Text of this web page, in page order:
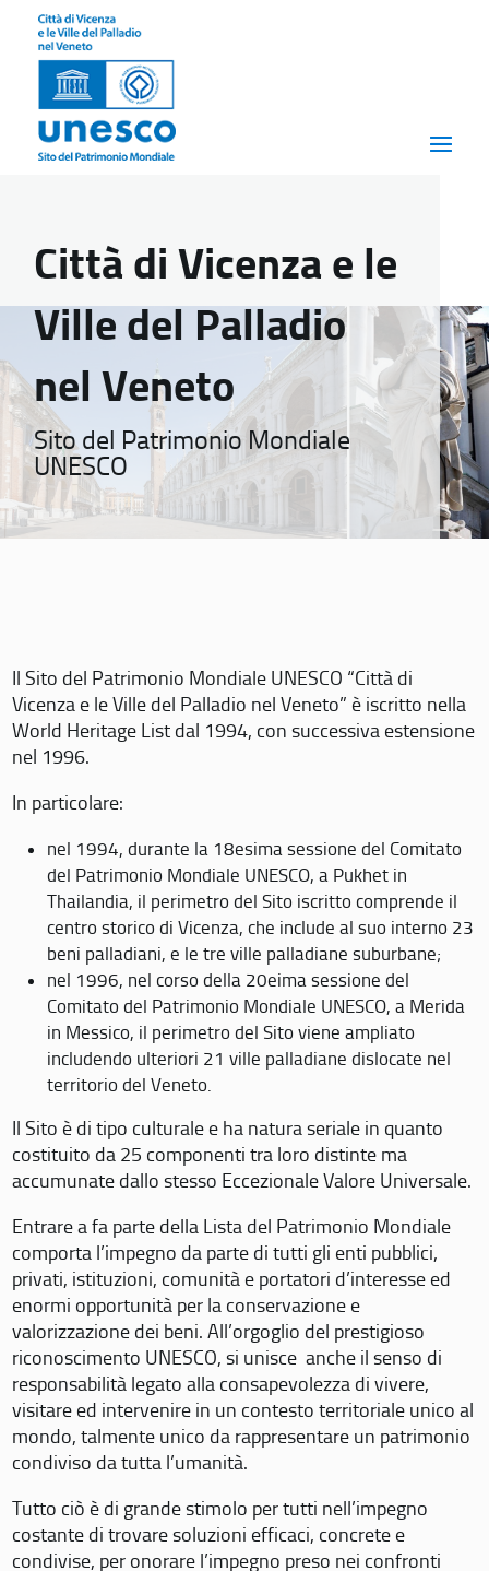
Città di Vicenza e le
Ville del Palladio
nel Veneto
Sito del Patrimonio Mondiale
UNESCO
Il Sito del Patrimonio Mondiale UNESCO “Città di
Vicenza e le Ville del Palladio nel Veneto” è iscritto nella
World Heritage List dal 1994, con successiva estensione
nel 1996.
In particolare:
nel 1994, durante la 18esima sessione del Comitato
del Patrimonio Mondiale UNESCO, a Pukhet in
Thailandia, il perimetro del Sito iscritto comprende il
centro storico di Vicenza, che include al suo interno 23
beni palladiani, e le tre ville palladiane suburbane;
nel 1996, nel corso della 20eima sessione del
Comitato del Patrimonio Mondiale UNESCO, a Merida
in Messico, il perimetro del Sito viene ampliato
includendo ulteriori 21 ville palladiane dislocate nel
territorio del Veneto.
Il Sito è di tipo culturale e ha natura seriale in quanto
costituito da 25 componenti tra loro distinte ma
accumunate dallo stesso Eccezionale Valore Universale.
Entrare a fa parte della Lista del Patrimonio Mondiale
comporta l’impegno da parte di tutti gli enti pubblici,
privati, istituzioni, comunità e portatori d’interesse ed
enormi opportunità per la conservazione e
valorizzazione dei beni. All’orgoglio del prestigioso
riconoscimento UNESCO, si unisce anche il senso di
responsabilità legato alla consapevolezza di vivere,
visitare ed intervenire in un contesto territoriale unico al
mondo, talmente unico da rappresentare un patrimonio
condiviso da tutta l’umanità.
Tutto ciò è di grande stimolo per tutti nell’impegno
costante di trovare soluzioni efficaci, concrete e
condivise, per onorare l’impegno preso nei confronti